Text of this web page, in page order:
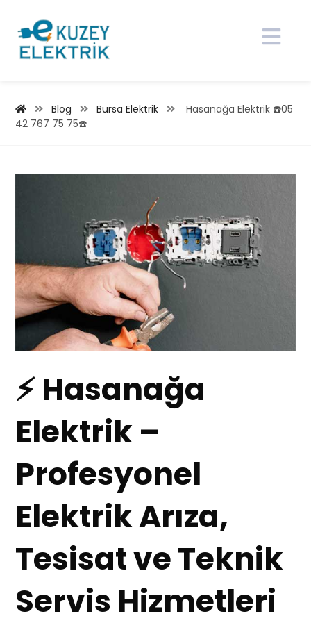
Blog Bursa Elektrik
Hasanağa Elektrik ☎️05
42 767 75 75☎️
⚡ Hasanağa
Elektrik –
Profesyonel
Elektrik Arıza,
Tesisat ve Teknik
Servis Hizmetleri